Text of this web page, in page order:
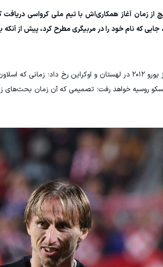
از زمان آغاز همکاری‌اش با تیم ملی کرواسی دریافت
که نام خود را در مربیگری مطرح کرد، پیش از
«این فضا یادآور اتفاقاتی است که پیش از یورو ۲۰۱۲ در لهستان و اوکراین
روسیه خواهد رفت؛ تصمیمی که آن زمان بحث‌های